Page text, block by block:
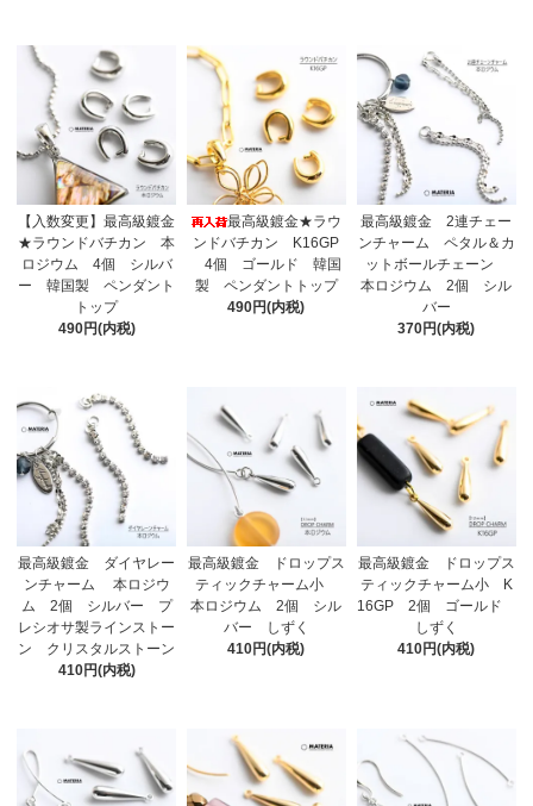
【入数変更】最高級鍍金
★ラウンドバチカン 本
ロジウム 4個 シルバ
ー 韓国製 ペンダント
トップ
490円(内税)
最高級鍍金★ラウ
ンドバチカン K16GP
4個 ゴールド 韓国
製 ペンダントトップ
490円(内税)
最高級鍍金 2連チェー
ンチャーム ペタル＆カ
ットボールチェーン
本ロジウム 2個 シル
バー
370円(内税)
最高級鍍金 ダイヤレー
ンチャーム 本ロジウ
ム 2個 シルバー プ
レシオサ製ラインストー
ン クリスタルストーン
410円(内税)
最高級鍍金 ドロップス
ティックチャーム小
本ロジウム 2個 シル
バー しずく
410円(内税)
最高級鍍金 ドロップス
ティックチャーム小 K
16GP 2個 ゴールド
しずく
410円(内税)